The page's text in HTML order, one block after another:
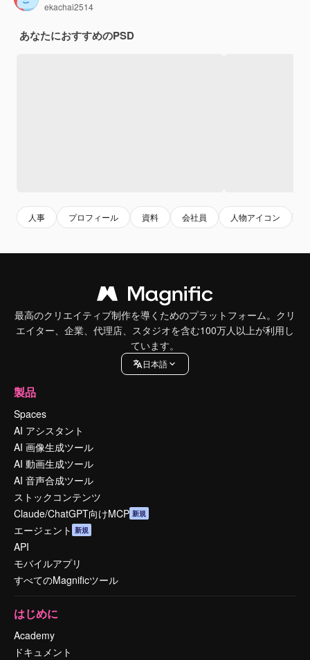
ekachai2514
あなたにおすすめのPSD
人事 プロフィール 資料 会社員 人物アイコン
最高のクリエイティブ制作を導くためのプラットフォーム。クリ
エイター、企業、代理店、スタジオを含む100万人以上が利用し
ています。
日本語
製品
Spaces
AI アシスタント
AI 画像生成ツール
AI 動画生成ツール
AI 音声合成ツール
ストックコンテンツ
Claude/ChatGPT向けMCP 新規
エージェント 新規
API
モバイルアプリ
すべてのMagnificツール
はじめに
Academy
ドキュメント